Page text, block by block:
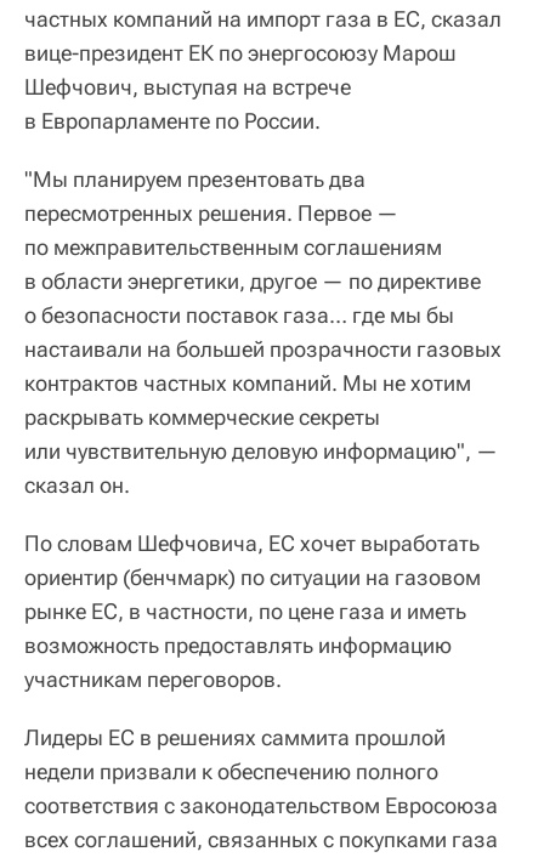
частных компаний на импорт газа в ЕС, сказал
вице-президент ЕК по энергосоюзу Марош
Шефчович, выступая на встрече
в Европарламенте по России.
"Мы планируем презентовать два
пересмотренных решения. Первое —
по межправительственным соглашениям
в области энергетики, другое — по директиве
о безопасности поставок газа… где мы бы
настаивали на большей прозрачности газовых
контрактов частных компаний. Мы не хотим
раскрывать коммерческие секреты
или чувствительную деловую информацию", —
сказал он.
По словам Шефчовича, ЕС хочет выработать
ориентир (бенчмарк) по ситуации на газовом
рынке ЕС, в частности, по цене газа и иметь
возможность предоставлять информацию
участникам переговоров.
Лидеры ЕС в решениях саммита прошлой
недели призвали к обеспечению полного
соответствия с законодательством Евросоюза
всех соглашений, связанных с покупками газа